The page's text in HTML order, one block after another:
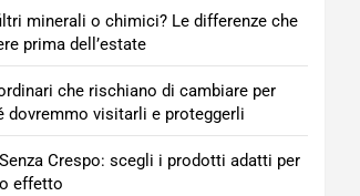
minerali o chimici? Le differenze che
prima dell’estate
che rischiano di cambiare per
dovremmo visitarli e proteggerli
Crespo: scegli i prodotti adatti per
effetto